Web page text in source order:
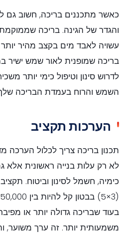
כאשר מתכננים בריכה, חשוב גם
והגדר של הגינה. בריכה
עשויה לאבד מים בקצב מהיר יותר
בריכה שמופנית לאור שמש ישיר
לדרוש סינון וטיפול כימי יותר
השמש והרוח בעמדת הבריכה
הערכות תקציב
תכנון בריכה צריך לכלול הערכה
לא רק עלות בנייה ראשונית אלא
כימיה, חשמל לסינון וביטוח.
בעוד שבריכה גדולה יותר או
משמעותית יותר. זה ערך משוער,